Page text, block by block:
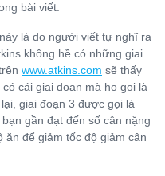
bài viết.
là do người viết tự nghĩ ra
không hề có những giai
www.atkins.com sẽ thấy
cái giai đoạn mà họ gọi là
giai đoạn 3 được gọi là
gần đạt đến số cân nặng
ăn để giảm tốc độ giảm cân